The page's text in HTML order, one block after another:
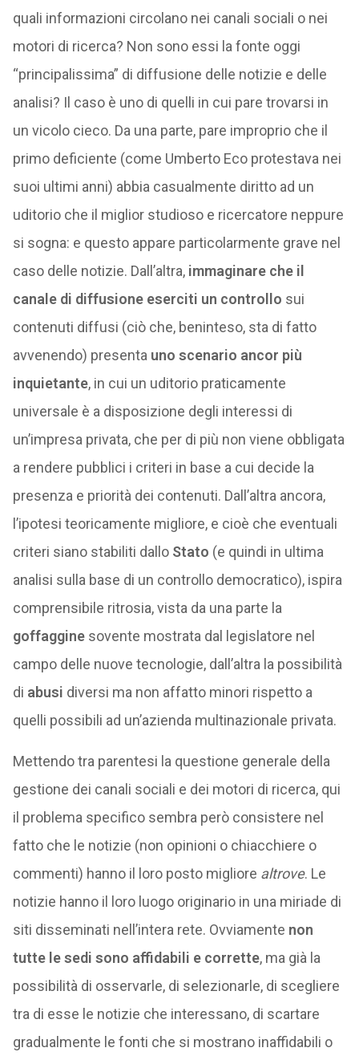
quali informazioni circolano nei canali sociali o nei
motori di ricerca? Non sono essi la fonte oggi
“principalissima” di diffusione delle notizie e delle
analisi? Il caso è uno di quelli in cui pare trovarsi in
un vicolo cieco. Da una parte, pare improprio che il
primo deficiente (come Umberto Eco protestava nei
suoi ultimi anni) abbia casualmente diritto ad un
uditorio che il miglior studioso e ricercatore neppure
si sogna: e questo appare particolarmente grave nel
caso delle notizie. Dall’altra, immaginare che il
canale di diffusione eserciti un controllo sui
contenuti diffusi (ciò che, beninteso, sta di fatto
avvenendo) presenta uno scenario ancor più
inquietante, in cui un uditorio praticamente
universale è a disposizione degli interessi di
un’impresa privata, che per di più non viene obbligata
a rendere pubblici i criteri in base a cui decide la
presenza e priorità dei contenuti. Dall’altra ancora,
l’ipotesi teoricamente migliore, e cioè che eventuali
criteri siano stabiliti dallo Stato (e quindi in ultima
analisi sulla base di un controllo democratico), ispira
comprensibile ritrosia, vista da una parte la
goffagginesovente mostrata dal legislatore nel
campo delle nuove tecnologie, dall’altra la possibilità
di abusi diversi ma non affatto minori rispetto a
quelli possibili ad un’azienda multinazionale privata.
Mettendo tra parentesi la questione generale della
gestione dei canali sociali e dei motori di ricerca, qui
il problema specifico sembra però consistere nel
fatto che le notizie (non opinioni o chiacchiere o
commenti) hanno il loro posto migliore altrove. Le
notizie hanno il loro luogo originario in una miriade di
siti disseminati nell’intera rete. Ovviamente non
tutte le sedi sono affidabili e corrette, ma già la
possibilità di osservarle, di selezionarle, di scegliere
tra di esse le notizie che interessano, di scartare
gradualmente le fonti che si mostrano inaffidabili o